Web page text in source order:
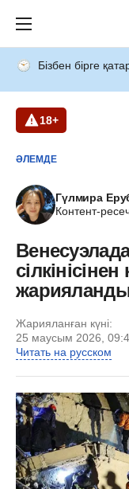
Бізбен бірге
18+
ӘЛЕМДЕ
Гүлмира
Контент-
Жарияланған күні:
25 маусым 2026,
Читать на русском